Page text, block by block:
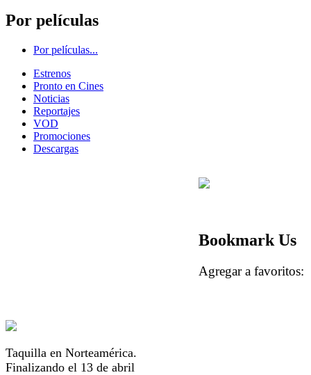
Por películas
Por películas...
Estrenos
Pronto en Cines
Noticias
Reportajes
VOD
Promociones
Descargas
Taquilla en Norteamérica.
Finalizando el 13 de abril
Bookmark Us
Agregar a